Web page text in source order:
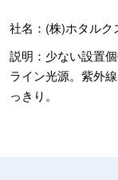
社名：(株)ホタルク
説明：少ない設置
ライン光源。紫外
っきり。